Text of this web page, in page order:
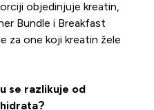
objedinjuje kreatin,
Bundle i Breakfast
za one koji kreatin žele
se razlikuje od